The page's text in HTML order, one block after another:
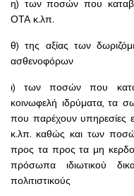
η) των ποσών που
ΟΤΑ κ.λπ.
θ) της αξίας των
ασθενοφόρων
ι) των ποσών που
κοινωφελή ιδρύματα, τα
που παρέχουν υπηρεσίες
κ.λπ. καθώς και των
προς τα προς τα μη
πρόσωπα ιδιωτικού
πολιτιστικούς